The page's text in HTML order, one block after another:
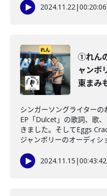
2024.11.22|00:20:06
①れん
ャンボ
東まみ
シンガーソングライター
EP「Dulcet」の歌詞、歌
きました。そしてEggs
ジャンボリーのオーディシ
2024.11.15 |00:43:42